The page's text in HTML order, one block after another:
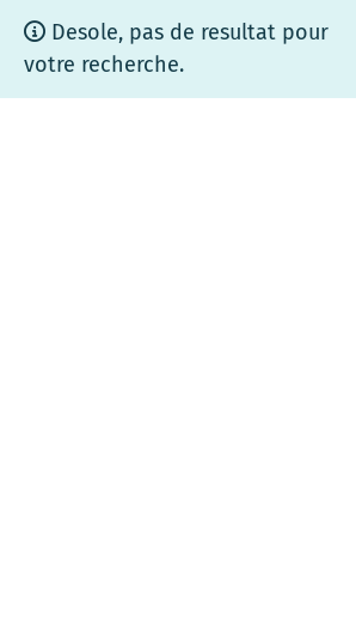
Panneau de gestion des cookies
Cartographie
coeurdebrenne
Desole, pas de resultat pour
votre recherche.